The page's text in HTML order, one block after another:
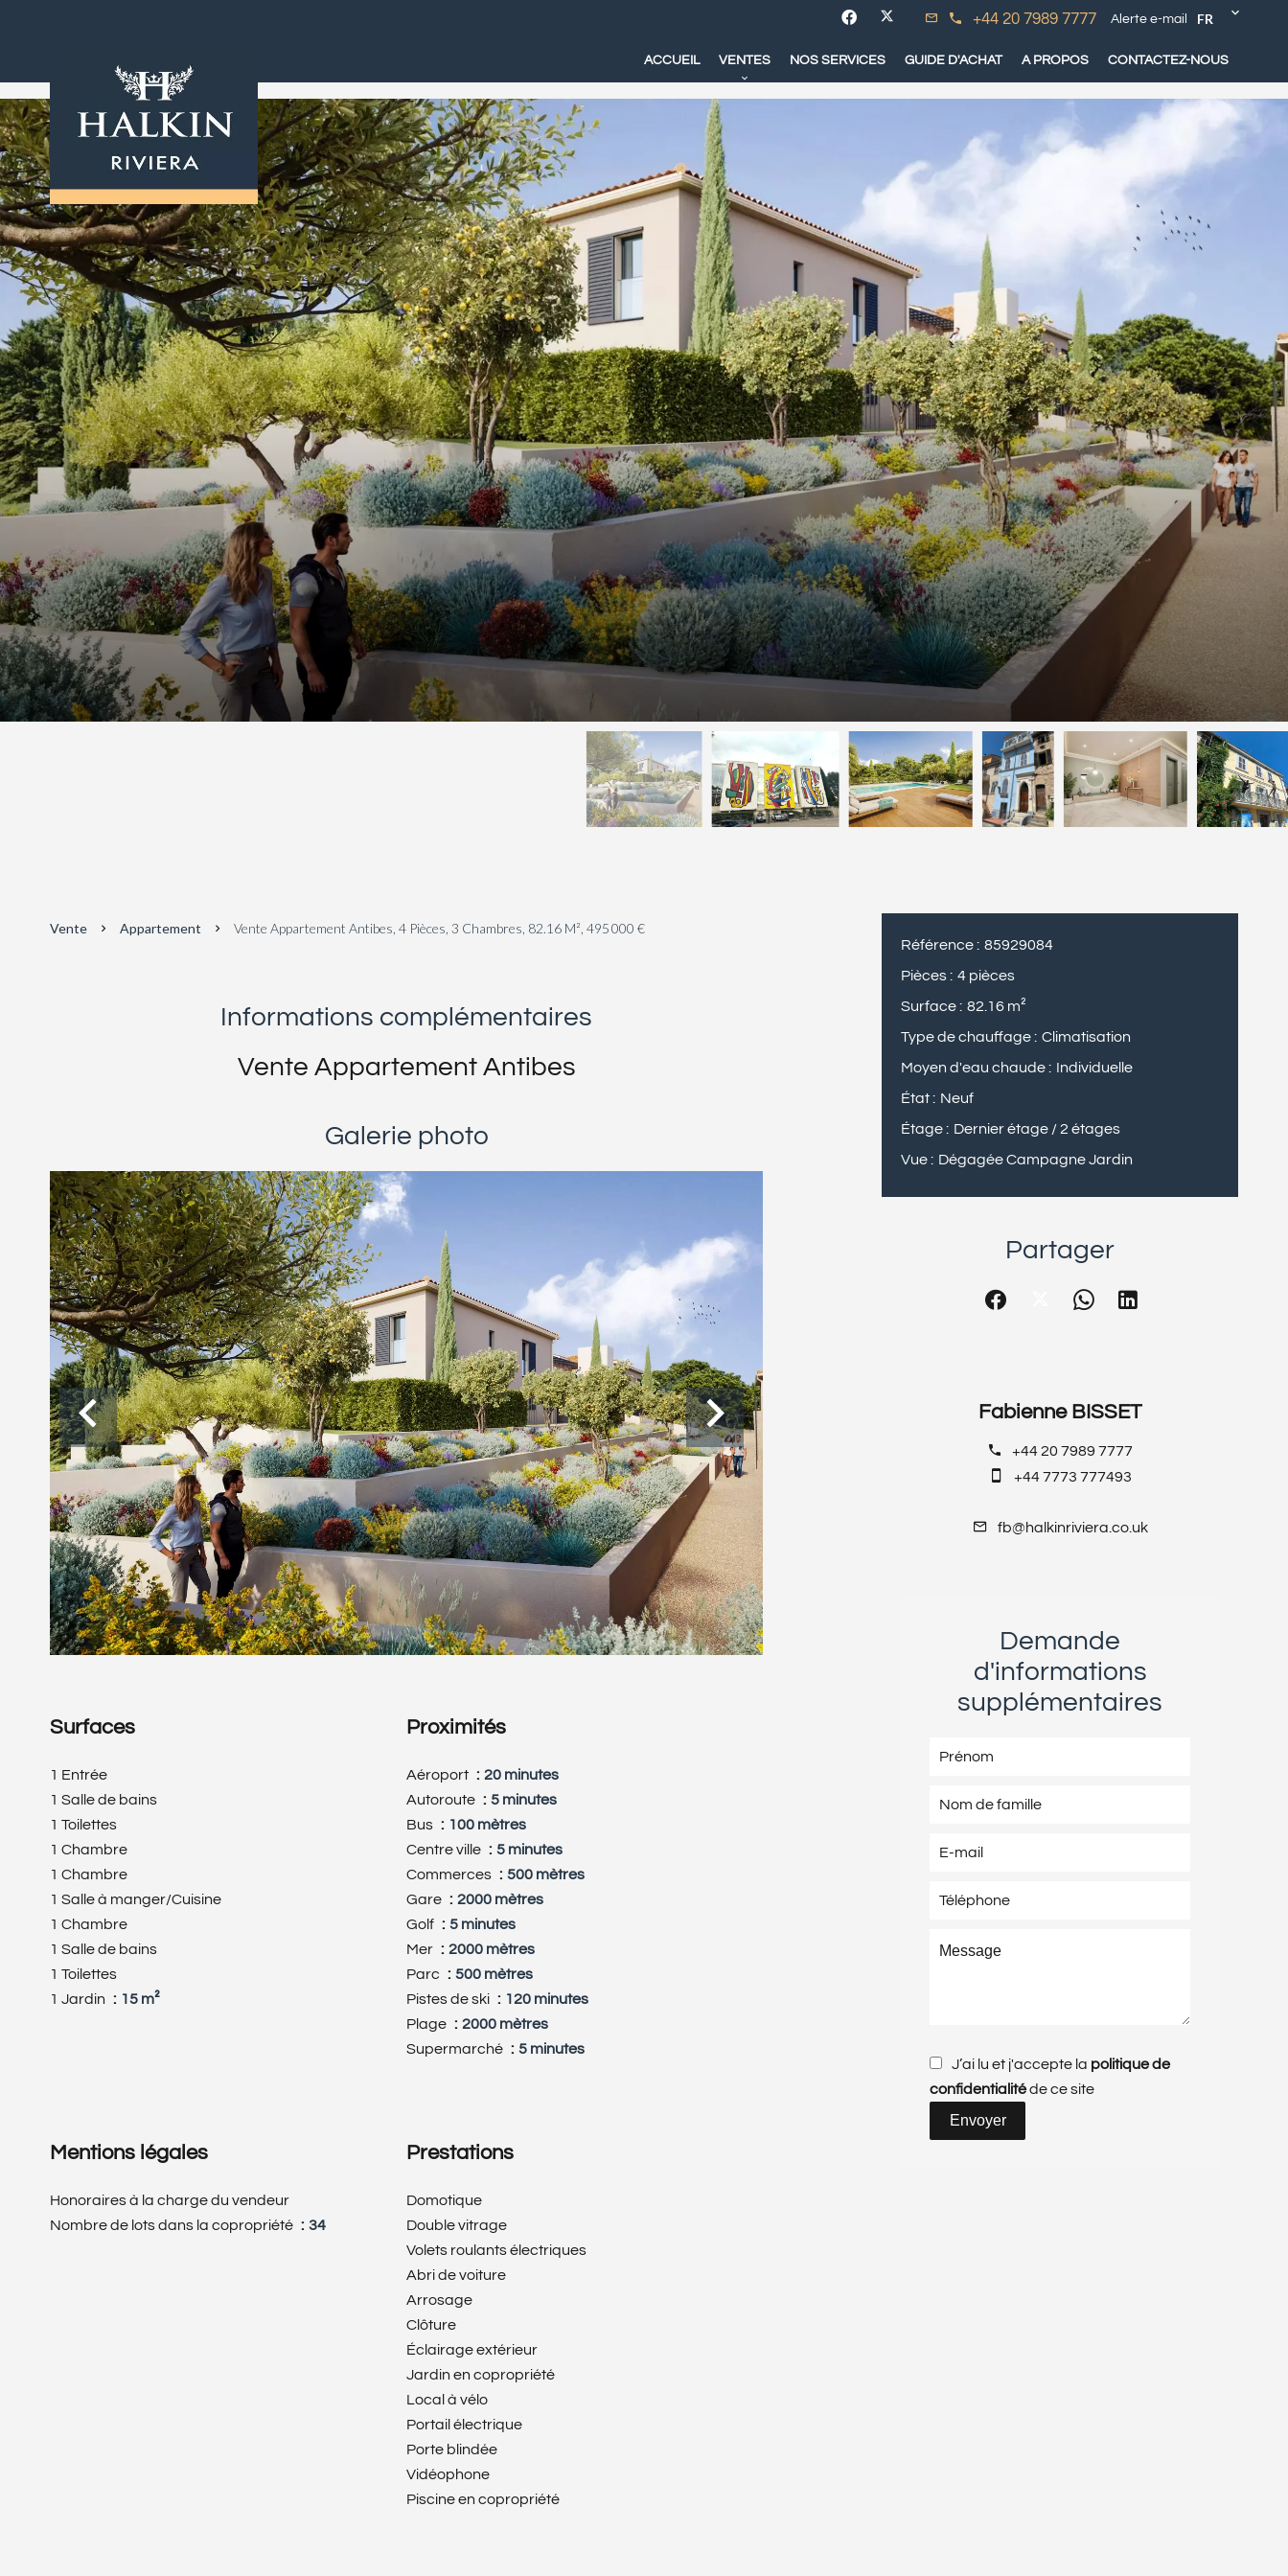
+44 20 7989 7777 Alerte e-mail FR
ACCUEIL VENTES NOS SERVICES GUIDE D'ACHAT A PROPOS CONTACTEZ-NOUS
Vente Appartement Vente Appartement Antibes, 4 Pièces, 3 Chambres, 82.16 M², 495 000 €
Informations complémentaires
Vente Appartement Antibes
Galerie photo
Surfaces
1 Entrée
1 Salle de bains
1 Toilettes
1 Chambre
1 Chambre
1 Salle à manger/Cuisine
1 Chambre
1 Salle de bains
1 Toilettes
1 Jardin
15 m²
Proximités
Aéroport
20 minutes
Autoroute
5 minutes
Bus
100 mètres
Centre ville
5 minutes
Commerces
500 mètres
Gare
2000 mètres
Golf
5 minutes
Mer
2000 mètres
Parc
500 mètres
Pistes de ski
120 minutes
Plage
2000 mètres
Supermarché
5 minutes
Mentions légales
Honoraires à la charge du vendeur
Nombre de lots dans la copropriété
34
Prestations
Domotique
Double vitrage
Volets roulants électriques
Abri de voiture
Arrosage
Clôture
Éclairage extérieur
Jardin en copropriété
Local à vélo
Portail électrique
Porte blindée
Vidéophone
Piscine en copropriété
Référence
85929084
Pièces
4 pièces
Surface
82.16 m²
Type de chauffage
Climatisation
Moyen d'eau chaude
Individuelle
État
Neuf
Étage
Dernier étage / 2 étages
Vue
Dégagée Campagne Jardin
Partager
Fabienne BISSET
+44 20 7989 7777
+44 7773 777493
fb@halkinriviera.co.uk
Demande
d'informations
supplémentaires
J’ai lu et j'accepte la politique de
confidentialitéde ce site
Envoyer